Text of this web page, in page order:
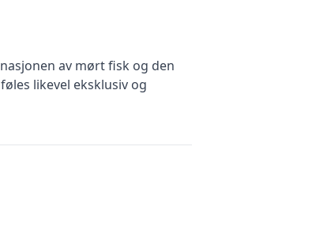
av mørt fisk og den
likevel eksklusiv og